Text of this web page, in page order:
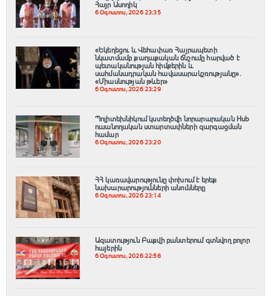
Հայր Ասողիկ
6 Օգոստոս, 2026 23:35
«Եկեղեցու և Վեհափառ Հայրապետի
նկատմամբ քաղաքական ճնշումը հարված է
պետականության հիմքերին և
սահմանադրական հավասարակշռությանը»․
«Միասնության թևեր»
6 Օգոստոս, 2026 23:29
Պոլիտեխնիկում կստեղծվի նորարարական Hub
ուսանողական ստարտափների զարգացման
համար
6 Օգոստոս, 2026 23:20
ՀՀ կառավարությունը փոխում է երեք
նախարարությունների անունները
6 Օգոստոս, 2026 23:14
Ազատություն Բաքվի բանտերում գտնվող բոլոր
հայերին
6 Օգոստոս, 2026 22:58